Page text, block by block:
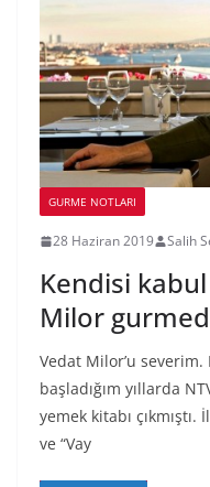
GURME NOTLARI
28 Haziran 2019 Salih
Kendisi
Milor
Vedat Milor’u
başladığım yıllarda
yemek kitabı
ve “Vay